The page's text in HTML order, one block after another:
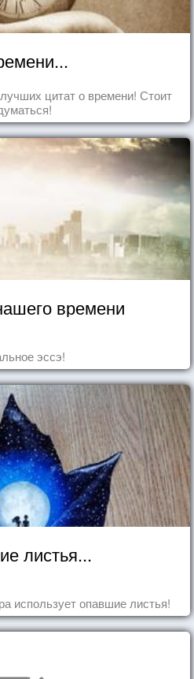
цитат о времени! Стоит
времени
эссэ!
листья...
использует опавшие листья!